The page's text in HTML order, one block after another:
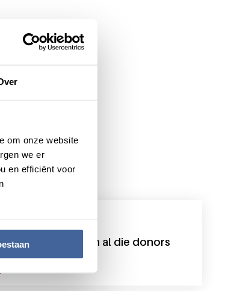
om onze website
we er
en efficiënt voor
me rijk als ik aan al die donors
over “ik voel me rijk als ik aan al die